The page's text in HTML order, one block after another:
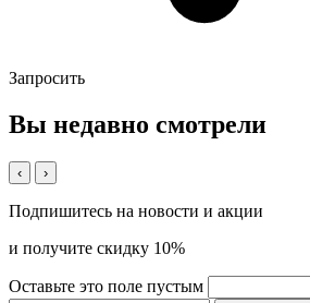
Запросить
Вы недавно смотрели
‹ ›
Подпишитесь на новости и акции
и получите скидку 10%
Оставьте это поле пустым